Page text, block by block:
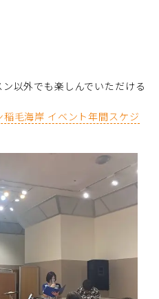
以外でも楽しんでいただける
毛海岸 イベント年間スケジ